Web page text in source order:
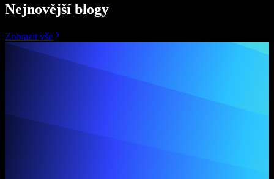
Nejnovější blogy
Zobrazit vše